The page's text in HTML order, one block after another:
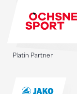
Platin Partner